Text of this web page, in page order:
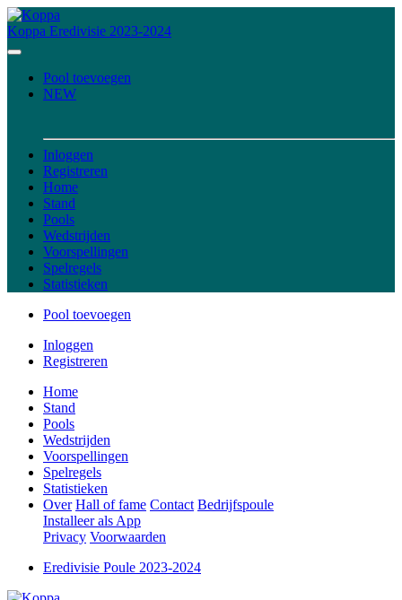
Koppa Eredivisie 2023-2024
Pool toevoegen
NEW
Inloggen
Registreren
Home
Stand
Pools
Wedstrijden
Voorspellingen
Spelregels
Statistieken
Pool toevoegen
Inloggen
Registreren
Home
Stand
Pools
Wedstrijden
Voorspellingen
Spelregels
Statistieken
Over Hall of fame Contact Bedrijfspoule
Installeer als App
Privacy Voorwaarden
Eredivisie Poule 2023-2024